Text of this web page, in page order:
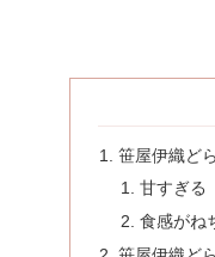
笹屋伊織ど
甘すぎる
食感がね